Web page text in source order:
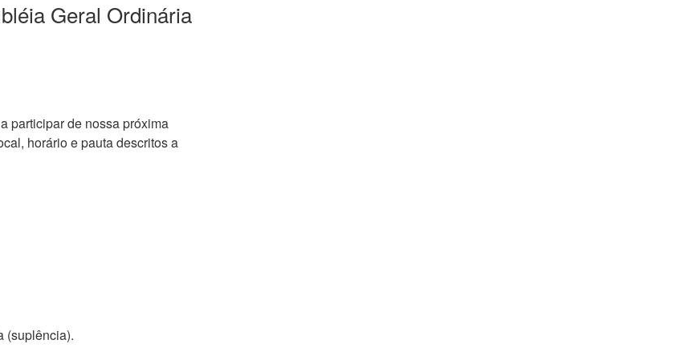
Geral Ordinária
participar de nossa próxima
horário e pauta descritos a
(suplência).